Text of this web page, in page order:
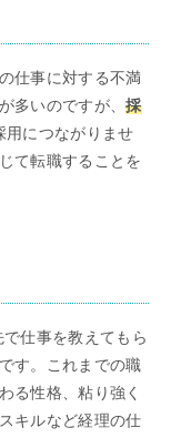
仕事に対する不満
多いのですが、採
用につながりませ
て転職することを
仕事を教えてもら
す。これまでの職
る性格、粘り強く
キルなど経理の仕